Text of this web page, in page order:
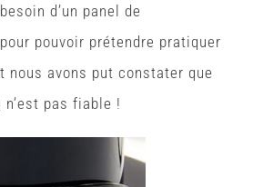
d’un panel de
pouvoir prétendre pratiquer
nous avons put constater que
pas fiable !